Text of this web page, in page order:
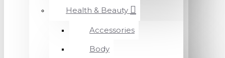
Health & Beauty
Accessories
Body